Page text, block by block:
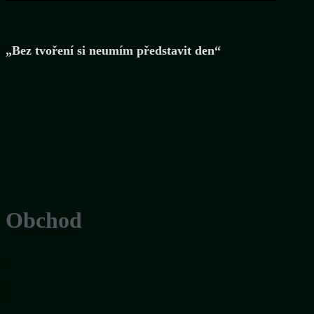
„Bez tvoření si neumím představit den“
Obchod